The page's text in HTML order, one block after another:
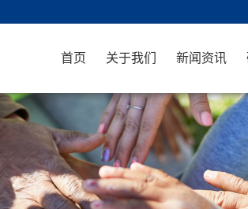
首页 关于我们 新闻资讯